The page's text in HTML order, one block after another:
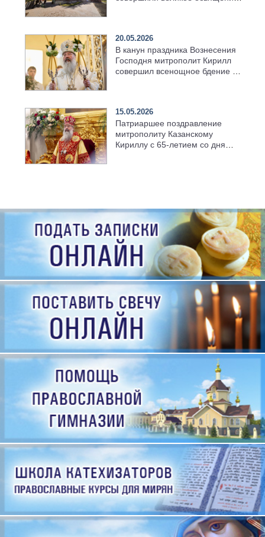
20.05.2026
В канун праздника Вознесения
Господня митрополит Кирилл
совершил всенощное бдение в
15.05.2026
Патриаршее поздравление
митрополиту Казанскому
Кириллу с 65-летием со дня